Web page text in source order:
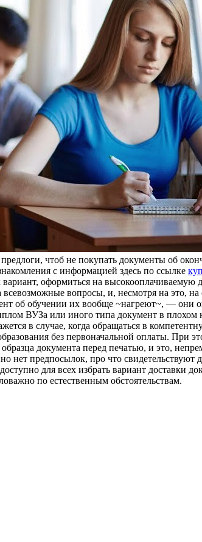
чтоб не покупать документы об
с информацией здесь по ссылке
вариант, оформиться на высокооплачиваемую
вопросы, и, несмотря на это,
об обучении их вообще ~нагреют~, — они
ВУЗа или иного типа документ в плохом
в случае, когда обращаться в
без первоначальной оплаты. При
документа перед печатью, и это,
нет предпосылок, про что свидетельствуют
для всех избрать вариант доставки
по естественным обстоятельствам.